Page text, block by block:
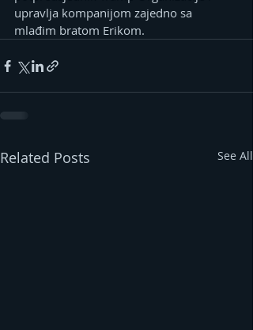
upravlja kompanijom zajedno sa
mlađim bratom Erikom.
Related Posts See All